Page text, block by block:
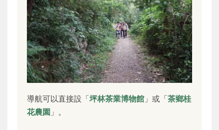
導航可以直接設「坪林茶業博物館 」或「茶鄉桂
花農園 」。